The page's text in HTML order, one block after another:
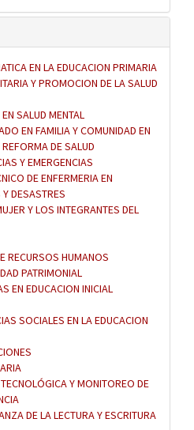
EN LA EDUCACION PRIMARIA
Y PROMOCION DE LA SALUD
SALUD MENTAL
EN FAMILIA Y COMUNIDAD EN
DE SALUD
Y EMERGENCIAS
DE ENFERMERIA EN
DESASTRES
Y LOS INTEGRANTES DEL
RECURSOS HUMANOS
PATRIMONIAL
EN EDUCACION INICIAL
SOCIALES EN LA EDUCACION
Y MONITOREO DE
DE LA LECTURA Y ESCRITURA